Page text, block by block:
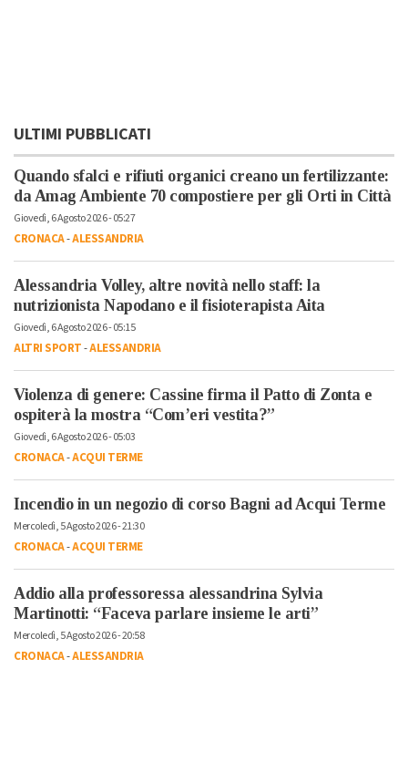
ULTIMI PUBBLICATI
Quando sfalci e rifiuti organici creano un fertilizzante:
da Amag Ambiente 70 compostiere per gli Orti in Città
Giovedì, 6 Agosto 2026 - 05:27
CRONACA-ALESSANDRIA
Alessandria Volley, altre novità nello staff: la
nutrizionista Napodano e il fisioterapista Aita
Giovedì, 6 Agosto 2026 - 05:15
ALTRI SPORT-ALESSANDRIA
Violenza di genere: Cassine firma il Patto di Zonta e
ospiterà la mostra “Com’eri vestita?”
Giovedì, 6 Agosto 2026 - 05:03
CRONACA-ACQUI TERME
Incendio in un negozio di corso Bagni ad Acqui Terme
Mercoledì, 5 Agosto 2026 - 21:30
CRONACA-ACQUI TERME
Addio alla professoressa alessandrina Sylvia
Martinotti: “Faceva parlare insieme le arti”
Mercoledì, 5 Agosto 2026 - 20:58
CRONACA-ALESSANDRIA